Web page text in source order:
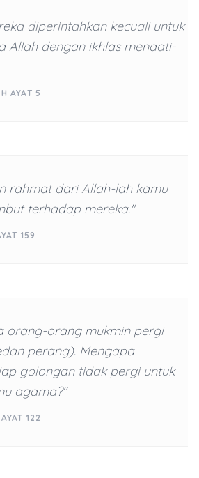
diperintahkan kecuali untuk
Allah dengan ikhlas menaati-
AYAT 5
rahmat dari Allah-lah kamu
terhadap mereka."
159
orang-orang mukmin pergi
perang). Mengapa
golongan tidak pergi untuk
agama?"
122